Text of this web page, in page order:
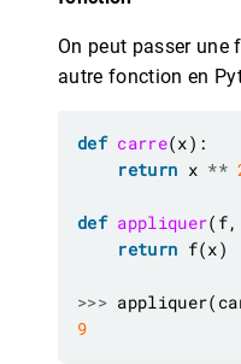
On peut passer une
autre fonction en
def carre
return x **
def appliquer
return
>>>
9